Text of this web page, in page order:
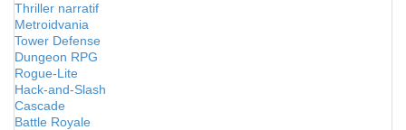
Thriller narratif
Metroidvania
Tower Defense
Dungeon RPG
Rogue-Lite
Hack-and-Slash
Cascade
Battle Royale